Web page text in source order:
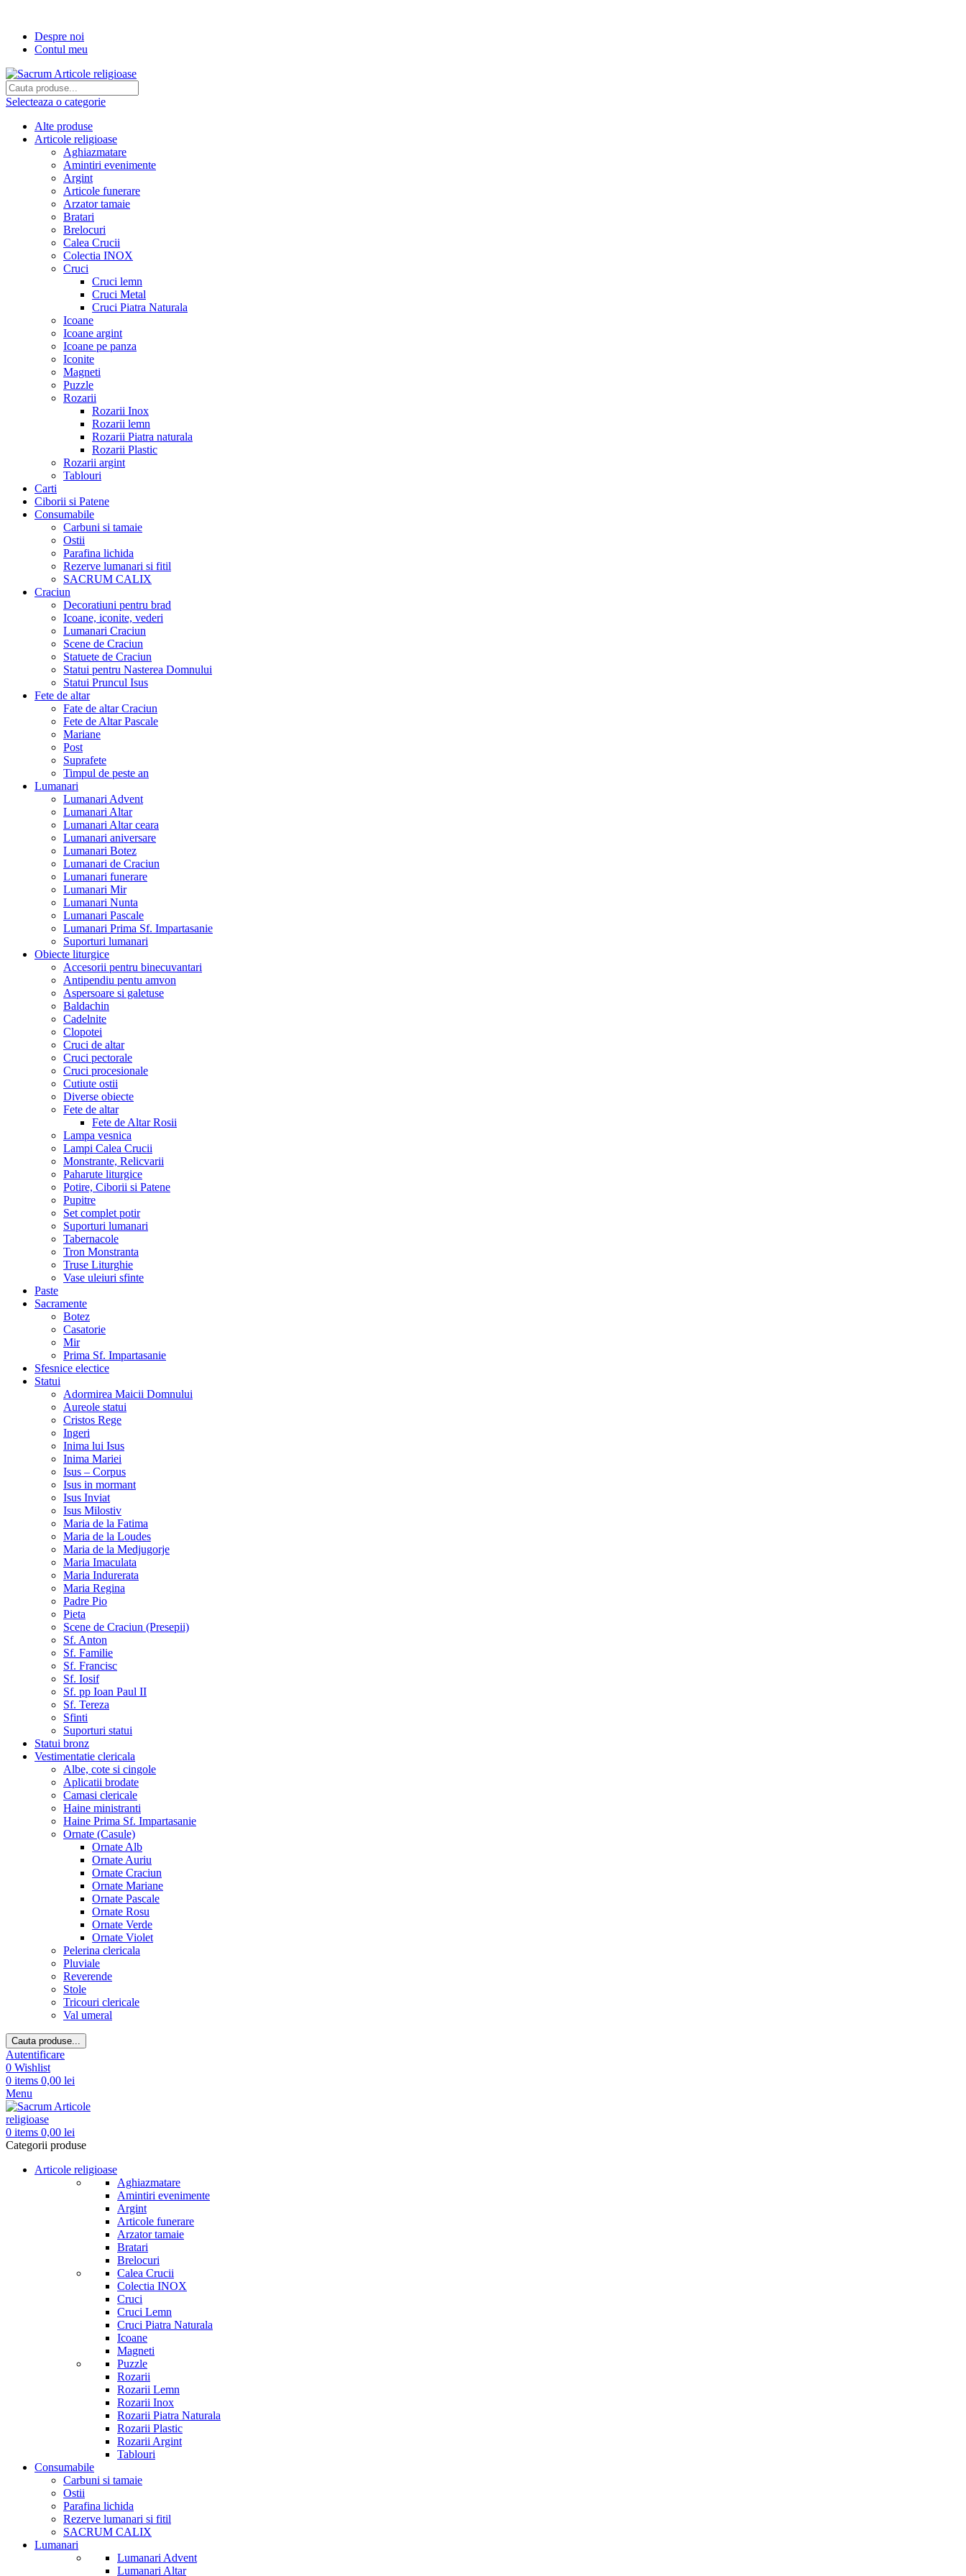
Despre noi
Contul meu
Selecteaza o categorie
Alte produse
Articole religioase
Aghiazmatare
Amintiri evenimente
Argint
Articole funerare
Arzator tamaie
Bratari
Brelocuri
Calea Crucii
Colectia INOX
Cruci
Cruci lemn
Cruci Metal
Cruci Piatra Naturala
Icoane
Icoane argint
Icoane pe panza
Iconite
Magneti
Puzzle
Rozarii
Rozarii Inox
Rozarii lemn
Rozarii Piatra naturala
Rozarii Plastic
Rozarii argint
Tablouri
Carti
Ciborii si Patene
Consumabile
Carbuni si tamaie
Ostii
Parafina lichida
Rezerve lumanari si fitil
SACRUM CALIX
Craciun
Decoratiuni pentru brad
Icoane, iconite, vederi
Lumanari Craciun
Scene de Craciun
Statuete de Craciun
Statui pentru Nasterea Domnului
Statui Pruncul Isus
Fete de altar
Fate de altar Craciun
Fete de Altar Pascale
Mariane
Post
Suprafete
Timpul de peste an
Lumanari
Lumanari Advent
Lumanari Altar
Lumanari Altar ceara
Lumanari aniversare
Lumanari Botez
Lumanari de Craciun
Lumanari funerare
Lumanari Mir
Lumanari Nunta
Lumanari Pascale
Lumanari Prima Sf. Impartasanie
Suporturi lumanari
Obiecte liturgice
Accesorii pentru binecuvantari
Antipendiu pentu amvon
Aspersoare si galetuse
Baldachin
Cadelnite
Clopotei
Cruci de altar
Cruci pectorale
Cruci procesionale
Cutiute ostii
Diverse obiecte
Fete de altar
Fete de Altar Rosii
Lampa vesnica
Lampi Calea Crucii
Monstrante, Relicvarii
Paharute liturgice
Potire, Ciborii si Patene
Pupitre
Set complet potir
Suporturi lumanari
Tabernacole
Tron Monstranta
Truse Liturghie
Vase uleiuri sfinte
Paste
Sacramente
Botez
Casatorie
Mir
Prima Sf. Impartasanie
Sfesnice electice
Statui
Adormirea Maicii Domnului
Aureole statui
Cristos Rege
Ingeri
Inima lui Isus
Inima Mariei
Isus – Corpus
Isus in mormant
Isus Inviat
Isus Milostiv
Maria de la Fatima
Maria de la Loudes
Maria de la Medjugorje
Maria Imaculata
Maria Indurerata
Maria Regina
Padre Pio
Pieta
Scene de Craciun (Presepii)
Sf. Anton
Sf. Familie
Sf. Francisc
Sf. Iosif
Sf. pp Ioan Paul II
Sf. Tereza
Sfinti
Suporturi statui
Statui bronz
Vestimentatie clericala
Albe, cote si cingole
Aplicatii brodate
Camasi clericale
Haine ministranti
Haine Prima Sf. Impartasanie
Ornate (Casule)
Ornate Alb
Ornate Auriu
Ornate Craciun
Ornate Mariane
Ornate Pascale
Ornate Rosu
Ornate Verde
Ornate Violet
Pelerina clericala
Pluviale
Reverende
Stole
Tricouri clericale
Val umeral
Cauta produse...
Autentificare
0 Wishlist
0 items 0,00 lei
Menu
0 items 0,00 lei
Categorii produse
Articole religioase
Aghiazmatare
Amintiri evenimente
Argint
Articole funerare
Arzator tamaie
Bratari
Brelocuri
Calea Crucii
Colectia INOX
Cruci
Cruci Lemn
Cruci Piatra Naturala
Icoane
Magneti
Puzzle
Rozarii
Rozarii Lemn
Rozarii Inox
Rozarii Piatra Naturala
Rozarii Plastic
Rozarii Argint
Tablouri
Consumabile
Carbuni si tamaie
Ostii
Parafina lichida
Rezerve lumanari si fitil
SACRUM CALIX
Lumanari
Lumanari Advent
Lumanari Altar